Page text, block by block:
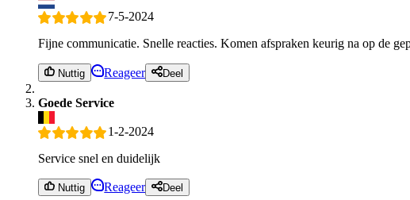
7-5-2024
Fijne communicatie. Snelle reacties. Komen afspraken keurig na op de
Nuttig Reageer Deel
Goede Service
1-2-2024
Service snel en duidelijk
Nuttig Reageer Deel